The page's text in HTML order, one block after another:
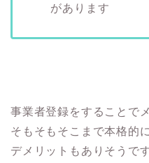
があります
事業者登録をすることで
そもそもそこまで本格的
デメリットもありそうです